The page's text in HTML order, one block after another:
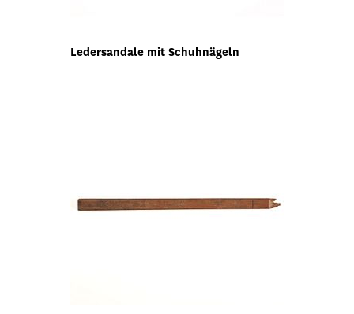
Ledersandale mit Schuhnägeln